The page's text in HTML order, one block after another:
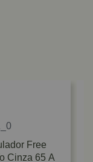
Free
Cinza 65 A